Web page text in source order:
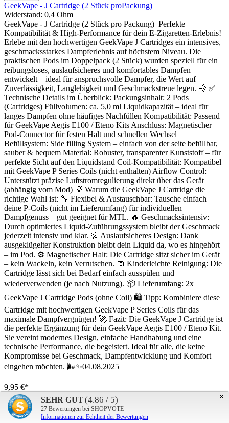
GeekVape - J Cartridge (2 Stück proPackung)
Widerstand: 0,4 Ohm
GeekVape - J Cartridge (2 Stück pro Packung) Perfekte
Kompatibilität & High-Performance für dein E-Zigaretten-Erlebnis!
Erlebe mit den hochwertigen GeekVape J Cartridges ein intensives,
geschmacksstarkes Dampferlebnis auf höchstem Niveau. Die
praktischen Pods im Doppelpack (2 Stück) wurden speziell für ein
reibungsloses, auslaufsicheres und komfortables Dampfen
entwickelt – ideal für anspruchsvolle Dampfer, die Wert auf
Zuverlässigkeit, Langlebigkeit und Geschmackstreue legen. 💨 ✅
Technische Details im Überblick: Packungsinhalt: 2 Pods
(Cartridges) Füllvolumen: ca. 5,0 ml Liquidkapazität – ideal für
langes Dampfen ohne häufiges Nachfüllen Kompatibilität: Passend
für GeekVape Aegis E100 / Eteno Kits Anschluss: Magnetischer
Pod-Connector für festen Halt und schnellen Wechsel
Befüllsystem: Side filling System – einfach von der seite befüllbar,
sauber & bequem Material: Robuster, transparenter Kunststoff – für
perfekte Sicht auf den Liquidstand Coil-Kompatibilität: Kompatibel
mit GeekVape P Series Coils (nicht enthalten) Airflow Control:
Unterstützt präzise Luftstromregulierung direkt über das Gerät
(abhängig vom Mod) 💡 Warum die GeekVape J Cartridge die
richtige Wahl ist: 🔧 Flexibel & Austauschbar: Tausche einfach
deine P-Coils (nicht im Lieferumfang) für individuellen
Dampfgenuss – gut geeignet für MTL. 🔥 Geschmacksintensiv:
Durch optimiertes Liquid-Zuführungssystem bleibt der Geschmack
jederzeit intensiv und klar. 💦 Auslaufsicheres Design: Dank
ausgeklügelter Konstruktion bleibt dein Liquid da, wo es hingehört
– im Pod. ⚙️ Magnetischer Halt: Die Cartridge sitzt sicher im Gerät
– kein Wackeln, kein Verrutschen. 🧼 Kinderleichte Reinigung: Die
Cartridge lässt sich bei Bedarf einfach ausspülen und
wiederverwenden (je nach Nutzung). 📦 Lieferumfang: 2x
GeekVape J Cartridge Pods (ohne Coil) 🛍️ Tipp: Kombiniere diese
Cartridge mit hochwertigen GeekVape P Series Coils für das
maximale Dampfvergnügen! 🚀 Fazit: Die GeekVape J Cartridge ist
die perfekte Ergänzung für dein GeekVape Aegis E100 / Eteno Kit.
Sie vereint modernes Design, einfache Handhabung und eine
technische Performance, die begeistert. Ideal für alle, die keine
Kompromisse bei Geschmack, Dampfentwicklung und Komfort
eingehen möchten. 🌬️✨04.08.2025
9,95 €*
Details
×
SEHR GUT(4.86 / 5)
27 Bewertungen bei SHOPVOTE
Informationen zur Echtheit der Bewertungen